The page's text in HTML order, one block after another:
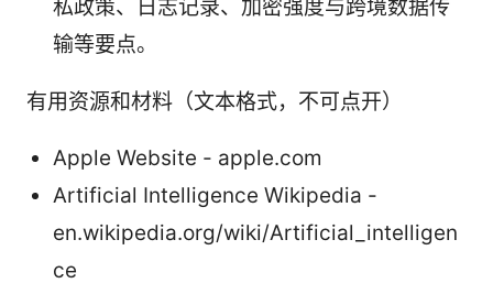
私政策、日志记录、加密强度与跨境数据传
输等要点。
有用资源和材料（文本格式，不可点开）
Apple Website - apple.com
Artificial Intelligence Wikipedia -
en.wikipedia.org/wiki/Artificial_intelligen
ce